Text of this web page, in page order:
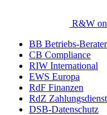
R&W
BB Betriebs-Berater
CB Compliance
RIW International
EWS Europa
RdF Finanzen
RdZ
DSB-Datenschutz